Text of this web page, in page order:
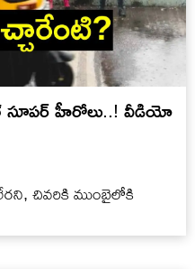
సూపర్ హీరోలు..! వీడియో
చివరికి ముంబైలోకి